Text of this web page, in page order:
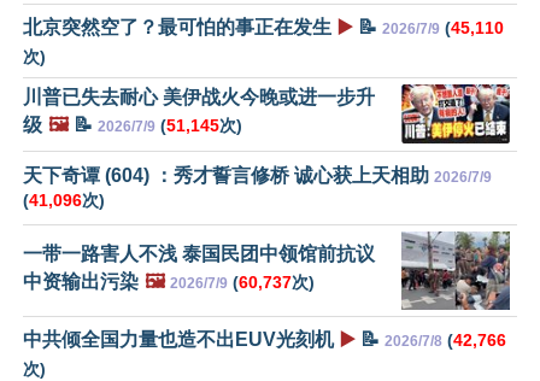
北京突然空了？最可怕的事正在发生 ▶️ 📝 2026/7/9 (45,110
次)
川普已失去耐心 美伊战火今晚或进一步升
级 🖼️📝 2026/7/9 (51,145次)
天下奇谭 (604) ：秀才誓言修桥 诚心获上天相助 2026/7/9
(41,096次)
一带一路害人不浅 泰国民团中领馆前抗议
中资输出污染 🖼️ 2026/7/9 (60,737次)
中共倾全国力量也造不出EUV光刻机 ▶️ 📝 2026/7/8 (42,766
次)